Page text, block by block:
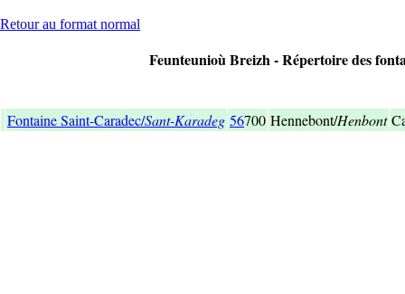
Retour au format normal
Feunteunioù Breizh - Répertoire des
Fontaine Saint-Caradec/Sant-Karadeg 56700 Hennebont/Henbont